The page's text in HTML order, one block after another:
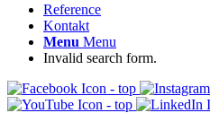
Reference
Kontakt
Menu Menu
Invalid search form.